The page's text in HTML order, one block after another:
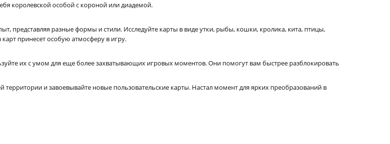
королевской особой с короной или диадемой.
представляя разные формы и стили. Исследуйте карты в виде утки, рыбы, кошки, кролика, кита, птицы,
принесет особую атмосферу в игру.
их с умом для еще более захватывающих игровых моментов. Они помогут вам быстрее разблокировать
и завоевывайте новые пользовательские карты. Настал момент для ярких преобразований в